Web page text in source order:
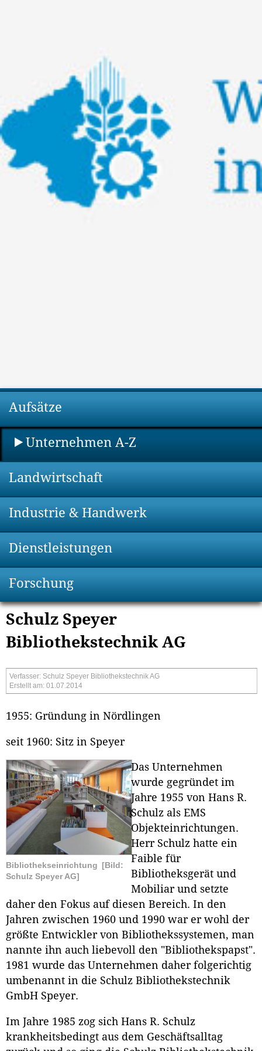
Aufsätze
Unternehmen A-Z
Landwirtschaft
Industrie & Handwerk
Dienstleistungen
Forschung
Schulz Speyer
Bibliothekstechnik AG
Verfasser: Schulz Speyer Bibliothekstechnik AG
Erstellt am: 01.07.2014
1955: Gründung in Nördlingen
seit 1960: Sitz in Speyer
Bibliothekseinrichtung [Bild:
Schulz Speyer AG]
Das Unternehmen
wurde gegründet im
Jahre 1955 von Hans R.
Schulz als EMS
Objekteinrichtungen.
Herr Schulz hatte ein
Faible für
Bibliotheksgerät und
Mobiliar und setzte
daher den Fokus auf diesen Bereich. In den
Jahren zwischen 1960 und 1990 war er wohl der
größte Entwickler von Bibliothekssystemen, man
nannte ihn auch liebevoll den "Bibliothekspapst".
1981 wurde das Unternehmen daher folgerichtig
umbenannt in die Schulz Bibliothekstechnik
GmbH Speyer.
Im Jahre 1985 zog sich Hans R. Schulz
krankheitsbedingt aus dem Geschäftsalltag